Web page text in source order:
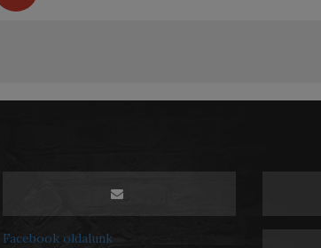
Facebook oldalunk